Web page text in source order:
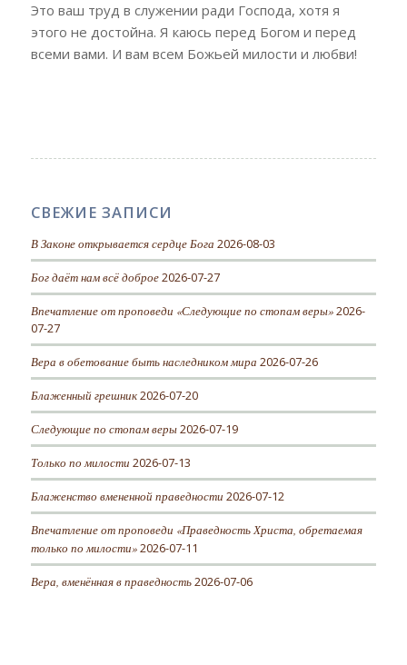
Это ваш труд в служении ради Господа, хотя я
этого не достойна. Я каюсь перед Богом и перед
всеми вами. И вам всем Божьей милости и любви!
СВЕЖИЕ ЗАПИСИ
В Законе открывается сердце Бога 2026-08-03
Бог даёт нам всё доброе 2026-07-27
Впечатление от проповеди «Следующие по стопам веры» 2026-
07-27
Вера в обетование быть наследником мира 2026-07-26
Блаженный грешник 2026-07-20
Следующие по стопам веры 2026-07-19
Только по милости 2026-07-13
Блаженство вмененной праведности 2026-07-12
Впечатление от проповеди «Праведность Христа, обретаемая
только по милости» 2026-07-11
Вера, вменённая в праведность 2026-07-06